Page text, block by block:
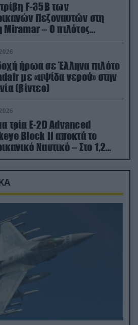
F-35B των
Πεζοναυτών στη
Miramar – Ο πιλότος
εγκαίρως
ήρωα σε Έλληνα πιλότο
με «αψίδα νερού» στην
(βίντεο)
τρία E-2D Advanced
Block II αποκτά το
Ναυτικό – Στο 1,2
το κόστος